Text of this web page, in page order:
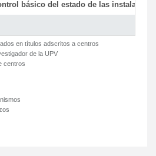
básico del estado de las
en títulos adscritos a centros
de la UPV
centros